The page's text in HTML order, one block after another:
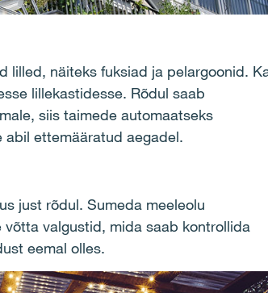
lilled, näiteks fuksiad ja pelargoonid.
lillekastidesse. Rõdul saab
siis taimede automaatseks
abil ettemääratud aegadel.
just rõdul. Sumeda meeleolu
valgustid, mida saab kontrollida
eemal olles.